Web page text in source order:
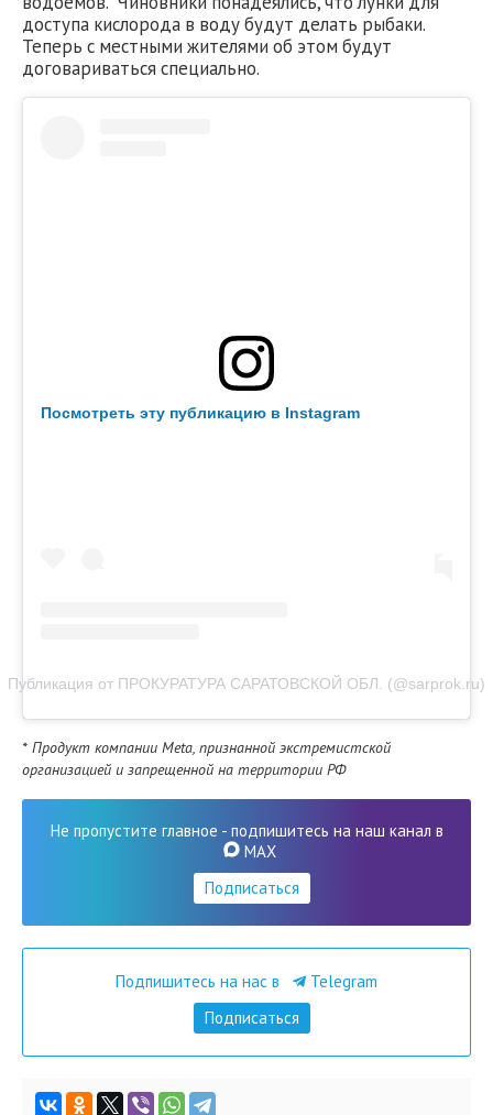
доступа кислорода в воду будут делать рыбаки.
Теперь с местными жителями об этом будут
договариваться специально.
Посмотреть эту публикацию в Instagram
Публикация от ПРОКУРАТУРА САРАТОВСКОЙ ОБЛ. (@sarprok.ru)
* Продукт компании Meta, признанной экстремистской
организацией и запрещенной на территории РФ
Не пропустите главное - подпишитесь на наш канал в
MAX
Подписаться
Подпишитесь на нас в
Telegram
Подписаться